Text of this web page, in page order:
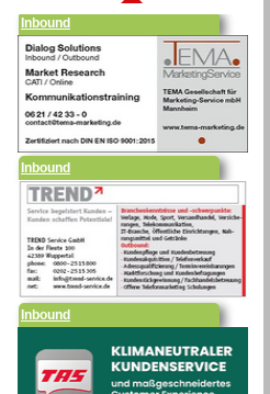
Inbound
Inbound